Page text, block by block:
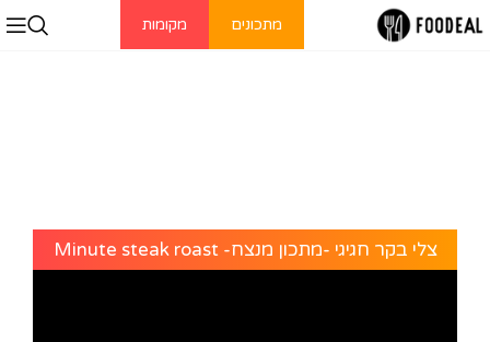
מתכונים מקומות
צלי בקר חגיגי -מתכון מנצח- Minute steak roast